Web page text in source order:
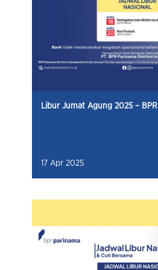
Libur Jumat Agung 2025 –
17 Apr 2025